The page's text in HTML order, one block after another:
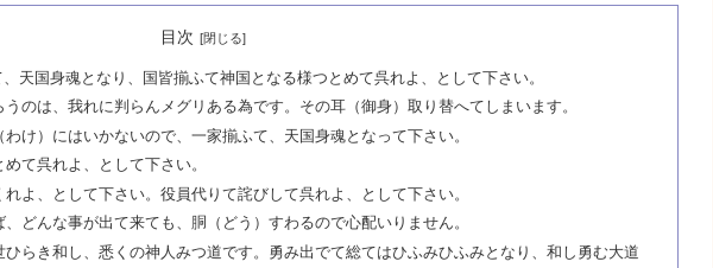
目次
国身魂となり、国皆揃ふて神国となる様つとめて呉れよ、として下さい。
のは、我れに判らんメグリある為です。その耳（御身）取り替へてしまいます。
け）にはいかないので、一家揃ふて、天国身魂となって下さい。
て呉れよ、として下さい。
よ、として下さい。役員代りて詫びして呉れよ、として下さい。
どんな事が出て来ても、胴（どう）すわるので心配いりません。
らき和し、悉くの神人みつ道です。勇み出でて総てはひふみひふみとなり、和し勇む大道